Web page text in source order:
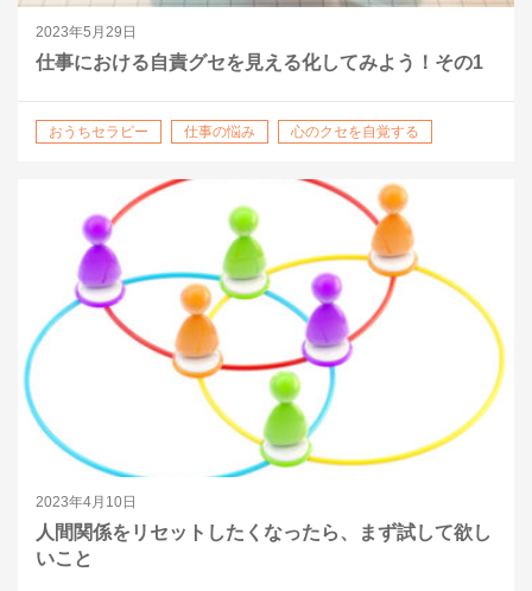
2023年5月29日
仕事における自責グセを見える化してみよう！その1
おうちセラピー 仕事の悩み 心のクセを自覚する
2023年4月10日
人間関係をリセットしたくなったら、まず試して欲し
いこと